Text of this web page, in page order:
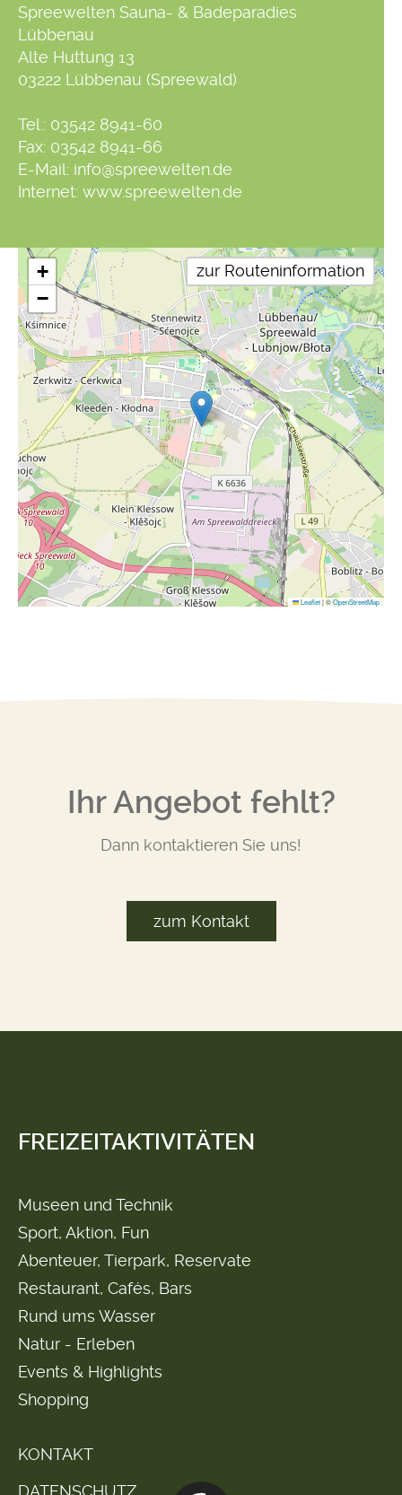
Spreewelten Sauna- & Badeparadies
Lübbenau
Alte Huttung 13
03222 Lübbenau (Spreewald)
Tel.: 03542 8941-60
Fax: 03542 8941-66
E-Mail: info@spreewelten.de
Internet: www.spreewelten.de
zur Routeninformation
+
−
Leaflet|©OpenStreetMap
Ihr Angebot fehlt?
Dann kontaktieren Sie uns!
zum Kontakt
FREIZEITAKTIVITÄTEN
Museen und Technik
Sport, Aktion, Fun
Abenteuer, Tierpark, Reservate
Restaurant, Cafés, Bars
Rund ums Wasser
Natur - Erleben
Events & Highlights
Shopping
KONTAKT
DATENSCHUTZ